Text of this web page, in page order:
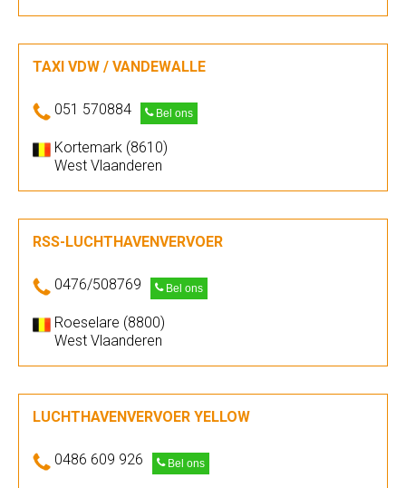
TAXI VDW / VANDEWALLE
051 570884 Bel ons
Kortemark (8610)
West Vlaanderen
RSS-LUCHTHAVENVERVOER
0476/508769 Bel ons
Roeselare (8800)
West Vlaanderen
LUCHTHAVENVERVOER YELLOW
0486 609 926 Bel ons